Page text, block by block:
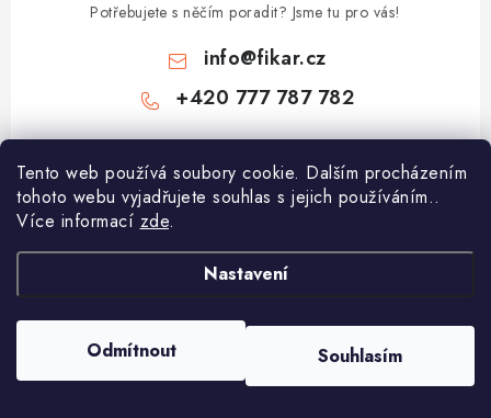
Tento web používá soubory cookie. Dalším procházením
tohoto webu vyjadřujete souhlas s jejich používáním..
Více informací zde.
Nastavení
Odmítnout Souhlasím
Potřebujete s něčím poradit? Jsme tu pro vás!
info@fikar.cz
+420 777 787 782
Vytvořil Shoptet
Copyright 2026Čokoládovny Fikar . Všechna práva vyhrazena.